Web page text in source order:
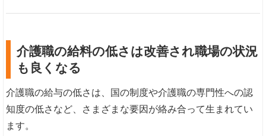
介護職の給料の低さは改善され職場の状況
も良くなる
介護職の給与の低さは、国の制度や介護職の専門性への認
知度の低さなど、さまざまな要因が絡み合って生まれてい
ます。